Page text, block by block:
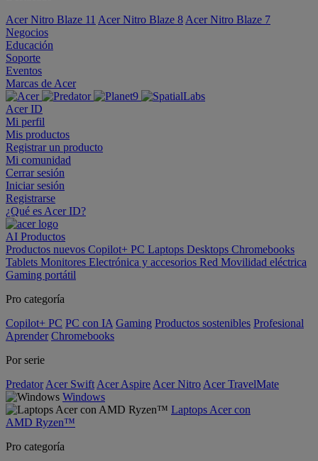
Acer Nitro Blaze 11 Acer Nitro Blaze 8 Acer Nitro Blaze 7
Negocios
Educación
Soporte
Eventos
Marcas de Acer
Acer ID
Mi perfil
Mis productos
Registrar un producto
Mi comunidad
Cerrar sesión
Iniciar sesión
Registrarse
¿Qué es Acer ID?
AI Productos
Productos nuevos Copilot+ PC Laptops Desktops Chromebooks
Tablets Monitores Electrónica y accesorios Red Movilidad eléctrica
Gaming portátil
Pro categoría
Copilot+ PC PC con IA Gaming Productos sostenibles Profesional
Aprender Chromebooks
Por serie
Predator Acer Swift Acer Aspire Acer Nitro Acer TravelMate
Windows
Laptops Acer con
AMD Ryzen™
Pro categoría